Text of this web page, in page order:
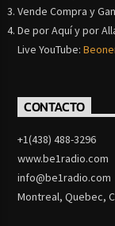
Vende Compra y
De por Aquí y por
Live YouTube:
CONTACTO
+1(438) 488-3296
www.be1radio.com
info@be1radio.com
Montreal, Quebec,